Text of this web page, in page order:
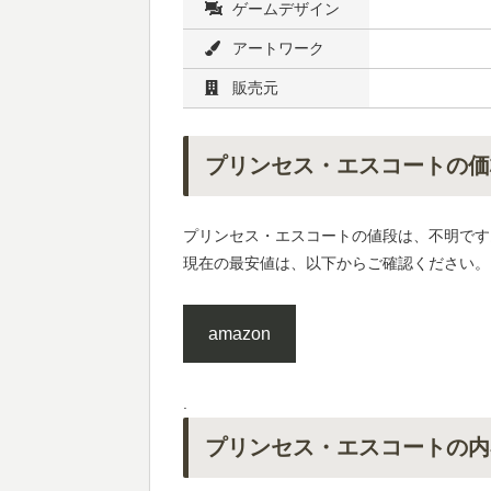
ゲームデザイン
アートワーク
販売元
プリンセス・エスコートの
プリンセス・エスコートの値段は、不明です
現在の最安値は、以下からご確認ください。
amazon
.
プリンセス・エスコートの